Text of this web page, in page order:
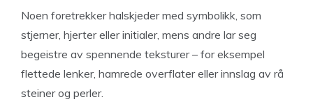
Noen foretrekker halskjeder med symbolikk, som
stjerner, hjerter eller initialer, mens andre lar seg
begeistre av spennende teksturer – for eksempel
flettede lenker, hamrede overflater eller innslag av rå
steiner og perler.